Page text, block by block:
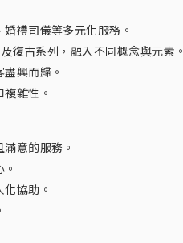
禮司儀等多元化服務。
復古系列，融入不同概念與元素。
興而歸。
雜性。
意的服務。
協助。